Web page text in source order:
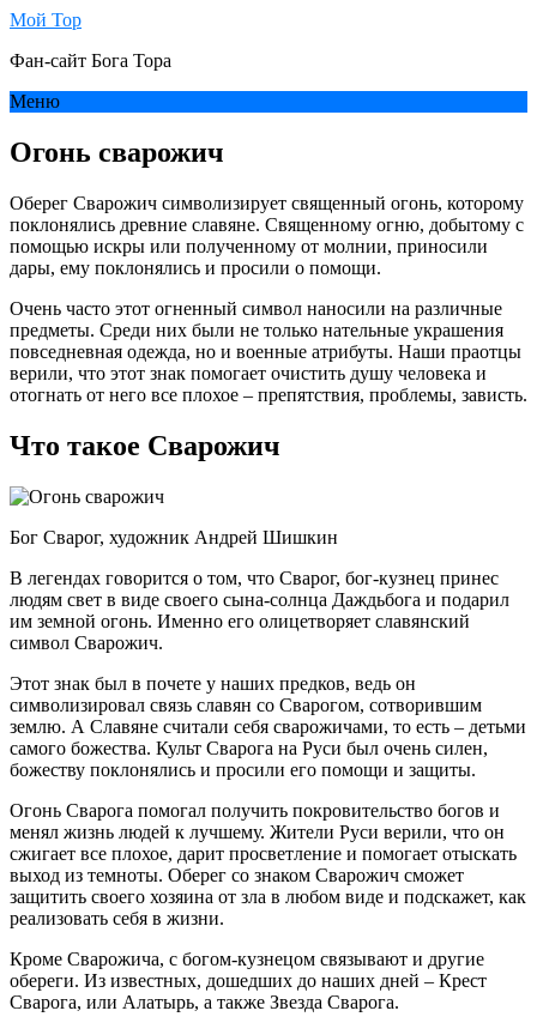
Мой Тор
Фан-сайт Бога Тора
Меню
Огонь сварожич
Оберег Сварожич символизирует священный огонь, которому
поклонялись древние славяне. Священному огню, добытому с
помощью искры или полученному от молнии, приносили
дары, ему поклонялись и просили о помощи.
Очень часто этот огненный символ наносили на различные
предметы. Среди них были не только нательные украшения
повседневная одежда, но и военные атрибуты. Наши праотцы
верили, что этот знак помогает очистить душу человека и
отогнать от него все плохое – препятствия, проблемы, зависть.
Что такое Сварожич
Бог Сварог, художник Андрей Шишкин
В легендах говорится о том, что Сварог, бог-кузнец принес
людям свет в виде своего сына-солнца Даждьбога и подарил
им земной огонь. Именно его олицетворяет славянский
символ Сварожич.
Этот знак был в почете у наших предков, ведь он
символизировал связь славян со Сварогом, сотворившим
землю. А Славяне считали себя сварожичами, то есть – детьми
самого божества. Культ Сварога на Руси был очень силен,
божеству поклонялись и просили его помощи и защиты.
Огонь Сварога помогал получить покровительство богов и
менял жизнь людей к лучшему. Жители Руси верили, что он
сжигает все плохое, дарит просветление и помогает отыскать
выход из темноты. Оберег со знаком Сварожич сможет
защитить своего хозяина от зла в любом виде и подскажет, как
реализовать себя в жизни.
Кроме Сварожича, с богом-кузнецом связывают и другие
обереги. Из известных, дошедших до наших дней – Крест
Сварога, или Алатырь, а также Звезда Сварога.